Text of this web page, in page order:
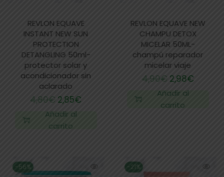
REVLON EQUAVE
INSTANT NEW SUN
PROTECTION
DETANGLING 50ml-
protector solar y
acondicionador sin
aclarado
4,80€2,85€
Añadir al
carrito
REVLON EQUAVE NEW
CHAMPU DETOX
MICELAR 50ML-
champú reparador
micelar viaje
4,90€ 2,98€
Añadir al
carrito
-56% -21%